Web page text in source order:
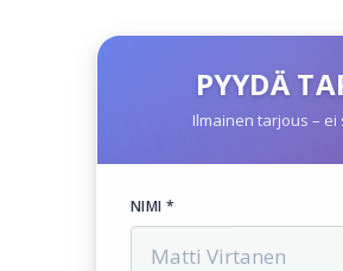
PYYDÄ
Ilmainen tarjous –
NIMI *